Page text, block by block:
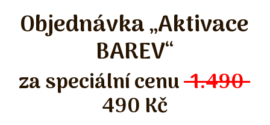
Objednávka „Aktivace
BAREV“
za speciální cenu1.490
490 Kč